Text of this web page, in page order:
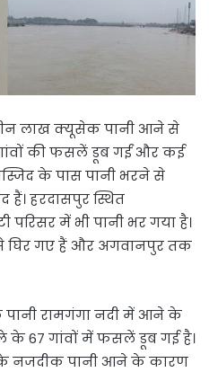
लाख क्यूसेक पानी आने से
की फसलें डूब गईं और कई
के पास पानी भरने से
हैं। हरदासपुर स्थित
परिसर में भी पानी भर गया है।
से घिर गए हैं और अगवानपुर तक
रामगंगा नदी में आने के
के 67 गांंवों में फसलें डूब गई है।
नजदीक पानी आने के कारण